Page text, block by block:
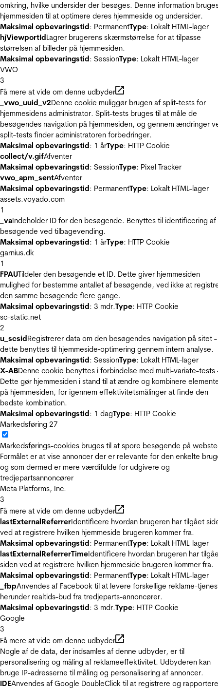
omkring, hvilke undersider der besøges. Denne information
hjemmesiden til at optimere deres hjemmeside og undersider.
Maksimal opbevaringstid: PermanentType: Lokalt HTML-lager
hjViewportIdLagrer brugerens skærmstørrelse for at tilpasse
størrelsen af billeder på hjemmesiden.
Maksimal opbevaringstid: SessionType: Lokalt HTML-lager
VWO
3
Få mere at vide om denne udbyder
_vwo_uuid_v2Denne cookie muliggør brugen af split-tests for
hjemmesidens administrator. Split-tests bruges til at måle de
besøgendes navigation på hjemmesiden, og gennem ændringer
split-tests finder administratoren forbedringer.
Maksimal opbevaringstid: 1 årType: HTTP Cookie
collect/v.gifAfventer
Maksimal opbevaringstid: SessionType: Pixel Tracker
vwo_apm_sentAfventer
Maksimal opbevaringstid: PermanentType: Lokalt HTML-lager
assets.voyado.com
1
_vaIndeholder ID for den besøgende. Benyttes til identificering af
besøgende ved tilbagevending.
Maksimal opbevaringstid: 1 årType: HTTP Cookie
garnius.dk
1
FPAUTildeler den besøgende et ID. Dette giver hjemmesiden
mulighed for bestemme antallet af besøgende, ved ikke at
den samme besøgende flere gange.
Maksimal opbevaringstid: 3 mdr.Type: HTTP Cookie
sc-static.net
2
u_scsidRegistrerer data om den besøgendes navigation på sitet -
dette benyttes til hjemmeside‐optimering gennem intern analyse.
Maksimal opbevaringstid: SessionType: Lokalt HTML-lager
X-ABDenne cookie benyttes i forbindelse med multi-variate-tests
Dette gør hjemmesiden i stand til at ændre og kombinere
på hjemmesiden, for igennem effektivitetsmålinger at finde den
bedste kombination.
Maksimal opbevaringstid: 1 dagType: HTTP Cookie
Markedsføring 27
Markedsførings-cookies bruges til at spore besøgende på
Formålet er at vise annoncer der er relevante for den enkelte
og som dermed er mere værdifulde for udgivere og
tredjepartsannoncører
Meta Platforms, Inc.
3
Få mere at vide om denne udbyder
lastExternalReferrerIdentificere hvordan brugeren har tilgået
ved at registrere hvilken hjemmeside brugeren kommer fra.
Maksimal opbevaringstid: PermanentType: Lokalt HTML-lager
lastExternalReferrerTimeIdentificere hvordan brugeren har
siden ved at registrere hvilken hjemmeside brugeren kommer fra.
Maksimal opbevaringstid: PermanentType: Lokalt HTML-lager
_fbpAnvendes af Facebook til at levere forskellige reklame-
herunder realtids-bud fra tredjeparts-annoncører.
Maksimal opbevaringstid: 3 mdr.Type: HTTP Cookie
Google
3
Få mere at vide om denne udbyder
Nogle af de data, der indsamles af denne udbyder, er til
personalisering og måling af reklameeffektivitet. Udbyderen kan
bruge IP-adresserne til måling og personalisering af annoncer.
IDEAnvendes af Google DoubleClick til at registrere og